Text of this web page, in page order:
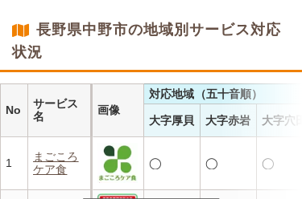
・日替わりの献立
らご利用可能
減を実現！温める
長野県中野市の地域別サービス対応
状況
No
サービス
名
画像
対応地域（五十音順）
大字厚貝 大字赤岩 大字穴田
1
まごころ
ケア食
◯ ◯ ◯